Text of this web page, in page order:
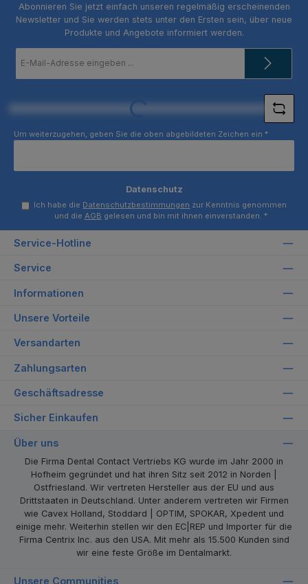
Abonnieren Sie jetzt einfach unseren regelmäßig erscheinenden
Newsletter und Sie werden stets unter den Ersten sein, über neue
Produkte und Angebote informiert werden.
Mail-
Loading...
Um weiterzugehen, geben Sie die oben abgebildeten Zeichen ein *
Datenschutz
Ich habe die Datenschutzbestimmungen zur Kenntnis genommen
und die AGB gelesen und bin mit ihnen einverstanden. *
Service-Hotline
Service
Informationen
Unsere Vorteile
Versandarten
Zahlungsarten
Geschäftsadresse
Sicher Einkaufen
Über uns
Die Firma Dental Contact Vertriebs KG wurde im Jahr 2000 in
Hofheim gegründet und hat ihren Sitz seit 2012 in Norden |
Ostfriesland. Wir vertreten Hersteller aus der EU und aus
Drittstaaten in Deutschland. Unter anderem vertreten wir Firmen
wie Cavex Holland, Stoddard | OPTIM, SPOKAR, Xpedent und
einige mehr. Weiterhin stellen wir den EC|REP und Importer für die
Firma Centrix Inc. aus den USA. Mit mehr als 15.500 Kunden sind
wir eine feste Größe im Dentalmarkt.
Unsere Communities